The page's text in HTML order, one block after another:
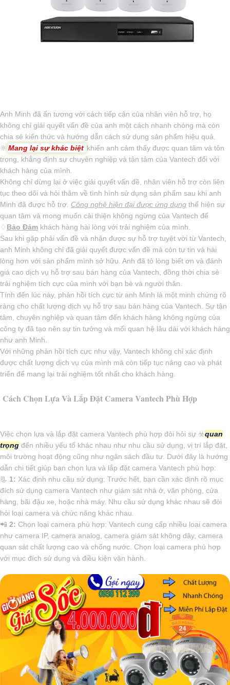
Anh Minh đã ấn tượng với cách tiếp cận của nhân viên hỗ trợ, họ
không chỉ giải quyết vấn đề của anh một cách nhanh chóng mà còn
chia sẻ kiến thức và hướng dẫn cách sử dụng sản phẩm hiệu quả.
🔆 Mang lại sự khác biệt khiến anh cảm thấy được quan tâm và tôn
trọng, khẳng định sự chuyên nghiệp và tận tâm của Vantech đối với
khách hàng của mình.
Không chỉ dừng lại ở việc giải quyết vấn đề, nhân viên hỗ trợ còn liên
tục theo dõi và hỏi thăm về tình hình sử dụng sản phẩm sau khi anh
Minh đã được hỗ trợ. Công nghệ hiện đại được ứng dụng thể hiện sự
quan tâm và mong muốn cải thiện không ngừng của Vantech để
♢ Bảo Đảm khách hàng hài lòng với trải nghiệm của mình.
Sau khi gặp phải vấn đề và nhận được sự hỗ trợ tuyệt vời từ Vantech,
anh Minh không chỉ đã giải quyết được vấn đề mà còn tự tin và hài
lòng hơn với sản phẩm mình sở hữu. Anh đã tỏ lòng biết ơn và đánh
giá cao dịch vụ hỗ trợ sau bán hàng của Vantech, đồng thời chia sẻ
trải nghiệm tích cực của mình với bạn bè và người thân.
Tính đến lúc này, phản hồi tích cực từ anh Minh là một minh chứng rõ
ràng cho chất lượng dịch vụ hỗ trợ sau bán hàng của Vantech. Sự tận
tâm, chuyên nghiệp và quan tâm đến khách hàng không ngừng của
công ty đã tạo nên sự tin tưởng và mối quan hệ lâu dài với khách hàng
như anh Minh.
Với những phản hồi tích cực như vậy, Vantech không chỉ xác định
được chất lượng dịch vụ của mình mà còn tiếp tục nâng cao và phát
triển để mang lại trải nghiệm tốt nhất cho khách hàng.
Cách Chọn Lựa Và Lắp Đặt Camera Vantech Phù Hợp
Việc chọn lựa và lắp đặt camera Vantech phù hợp đòi hỏi sự ☣️quan
trọng đến nhiều yếu tố khác nhau như nhu cầu sử dụng, vị trí lắp đặt,
môi trường hoạt động cũng như ngân sách đầu tư. Dưới đây là hướng
dẫn chi tiết giúp bạn chọn lựa và lắp đặt camera Vantech phù hợp:
📃 1: Xác định nhu cầu sử dụng: Trước hết, bạn cần xác định rõ mục
đích sử dụng camera Vantech như giám sát nhà ở, văn phòng, cửa
hàng, bãi đậu xe, hoặc nhà máy. Nhu cầu sử dụng khác nhau sẽ đòi
hỏi loại camera và chức năng khác nhau.
📲 2: Chọn loại camera phù hợp: Vantech cung cấp nhiều loại camera
như camera IP, camera analog, camera giám sát không dây, camera
quan sát chất lượng cao và chống nước. Chọn loại camera phù hợp
với mục đích sử dụng và điều kiện vận hành.